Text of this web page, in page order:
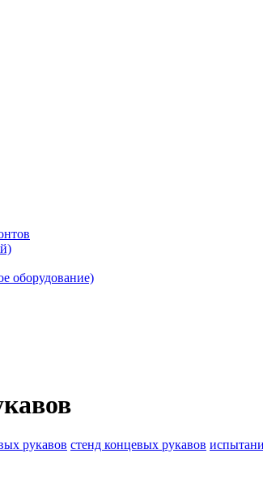
оборудование)
рукавов стенд концевых рукавов